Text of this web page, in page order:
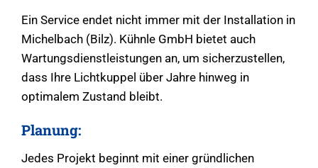
Ein Service endet nicht immer mit der Installation in
Michelbach (Bilz). Kühnle GmbH bietet auch
Wartungsdienstleistungen an, um sicherzustellen,
dass Ihre Lichtkuppel über Jahre hinweg in
optimalem Zustand bleibt.
Planung:
Jedes Projekt beginnt mit einer gründlichen